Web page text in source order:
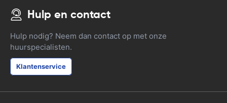
Hulp en contact
Hulp nodig? Neem dan contact op met onze
huurspecialisten.
Klantenservice